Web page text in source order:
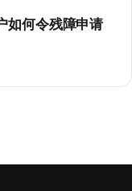
如何令残障申请